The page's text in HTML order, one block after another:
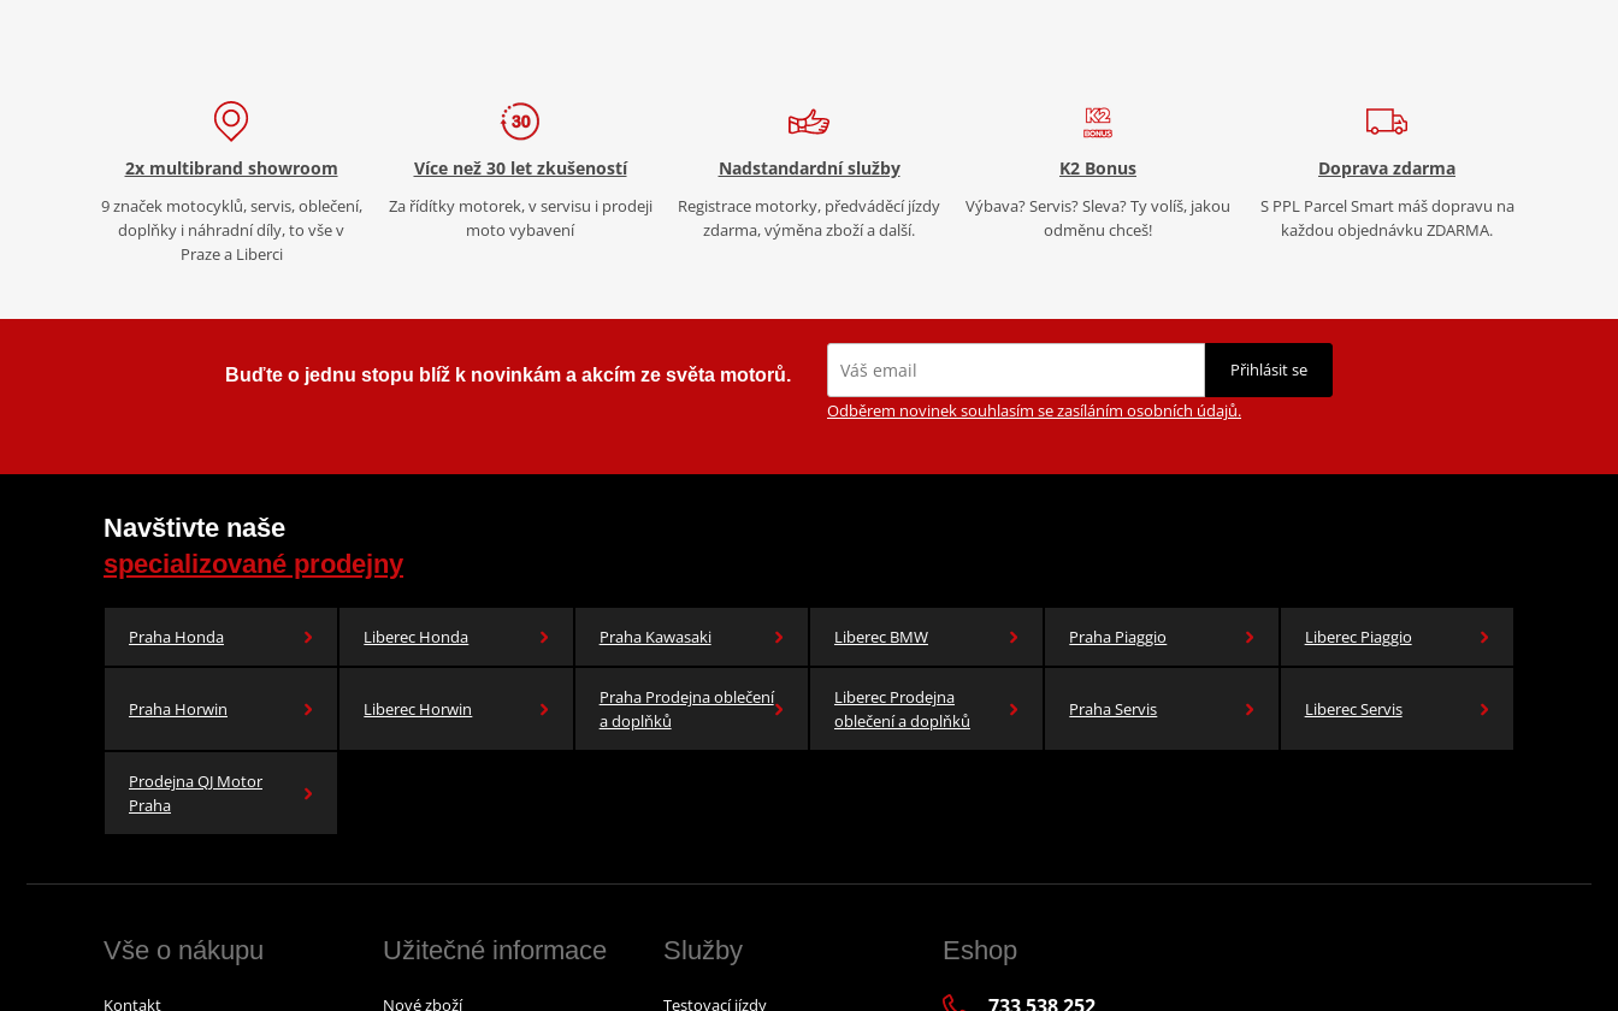
2x multibrand showroom
9 značek motocyklů, servis, oblečení,
doplňky i náhradní díly, to vše v
Praze a Liberci
Více než 30 let zkušeností
Za řídítky motorek, v servisu i prodeji
moto vybavení
Nadstandardní služby
Registrace motorky, předváděcí jízdy
zdarma, výměna zboží a další.
K2 Bonus
Výbava? Servis? Sleva? Ty volíš, jakou
odměnu chceš!
Doprava zdarma
S PPL Parcel Smart máš dopravu na
každou objednávku ZDARMA.
Buďte o jednu stopu blíž k novinkám a akcím ze světa motorů.
Přihlásit se
Odběrem novinek souhlasím se zasíláním osobních údajů.
Navštivte naše
specializované prodejny
Praha Honda Liberec Honda Praha Kawasaki Liberec BMW Praha Piaggio Liberec Piaggio
Praha Horwin Liberec Horwin
Praha Prodejna oblečení
a doplňků
Liberec Prodejna
oblečení a doplňků
Praha Servis Liberec Servis
Prodejna QJ Motor
Praha
Vše o nákupu
Kontakt
Užitečné informace
Nové zboží
Služby
Testovací jízdy
Eshop